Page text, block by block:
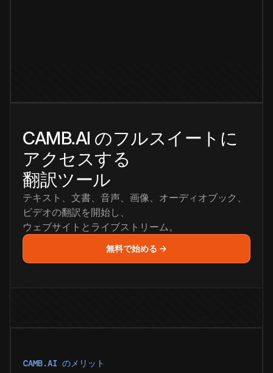
CAMB.AI のフルスイートに
アクセスする
翻訳ツール
テキスト、文書、音声、画像、オーディオブック、
ビデオの翻訳を開始し、
ウェブサイトとライブストリーム。
無料で始める →
CAMB.AI のメリット